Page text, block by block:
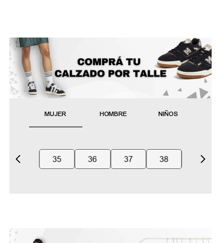
MUJER HOMBRE NIÑOS
35 36 37 38